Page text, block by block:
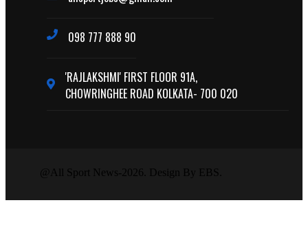
098 777 888 90
'RAJLAKSHMI' FIRST FLOOR 91A,
CHOWRINGHEE ROAD KOLKATA- 700 020
@All Sport News-2026. Design By EBS.